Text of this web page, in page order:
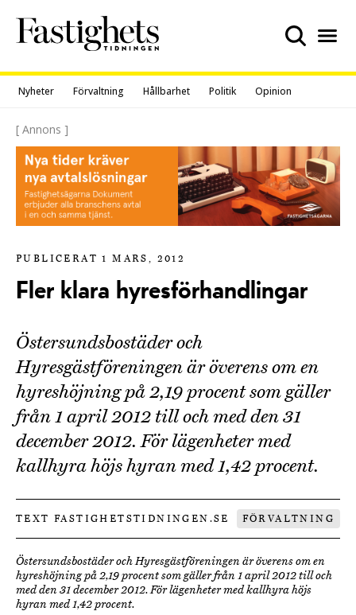
content
Nyheter Förvaltning Hållbarhet Politik Opinion
[ Annons ]
PUBLICERAT 1 MARS, 2012
Fler klara hyresförhandlingar
Östersundsbostäder och
Hyresgästföreningen är överens om en
hyreshöjning på 2,19 procent som gäller
från 1 april 2012 till och med den 31
december 2012. För lägenheter med
kallhyra höjs hyran med 1,42 procent.
TEXT FASTIGHETSTIDNINGEN.SE FÖRVALTNING
Östersundsbostäder och Hyresgästföreningen är överens om en
hyreshöjning på 2,19 procent som gäller från 1 april 2012 till och
med den 31 december 2012. För lägenheter med kallhyra höjs
hyran med 1,42 procent.